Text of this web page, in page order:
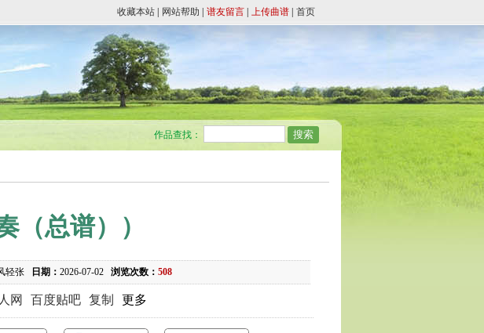
收藏本站 网站帮助 谱友留言 上传曲谱 首页
作品查找：
（总谱））
轻张 日期： 2026-07-02 浏览次数： 508
网 百度贴吧 复制 更多